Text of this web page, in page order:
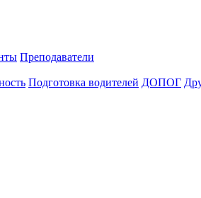
Преподаватели
Подготовка водителей ДОПОГ